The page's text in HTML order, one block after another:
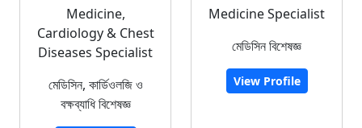
Medicine,
Cardiology & Chest
Diseases Specialist
মেডিসিন, কার্ডিওলজি ও
বক্ষব্যাধি বিশেষজ্ঞ
Medicine Specialist
মেডিসিন বিশেষজ্ঞ
View Profile